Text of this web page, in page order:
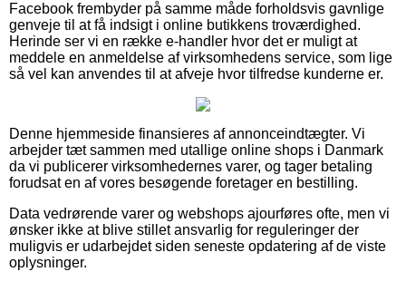
Facebook frembyder på samme måde forholdsvis gavnlige
genveje til at få indsigt i online butikkens troværdighed.
Herinde ser vi en række e-handler hvor det er muligt at
meddele en anmeldelse af virksomhedens service, som lige
så vel kan anvendes til at afveje hvor tilfredse kunderne er.
Denne hjemmeside finansieres af annonceindtægter. Vi
arbejder tæt sammen med utallige online shops i Danmark
da vi publicerer virksomhedernes varer, og tager betaling
forudsat en af vores besøgende foretager en bestilling.
Data vedrørende varer og webshops ajourføres ofte, men vi
ønsker ikke at blive stillet ansvarlig for reguleringer der
muligvis er udarbejdet siden seneste opdatering af de viste
oplysninger.